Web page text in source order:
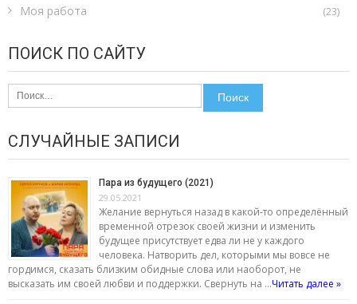
Моя работа (23)
ПОИСК ПО САЙТУ
Найти:
СЛУЧАЙНЫЕ ЗАПИСИ
Пара из будущего (2021)
29.05.2021
Желание вернуться назад в какой-то определённый
временной отрезок своей жизни и изменить
будущее присутствует едва ли не у каждого
человека. Натворить дел, которыми мы вовсе не
гордимся, сказать близким обидные слова или наоборот, не
высказать им своей любви и поддержки. Свернуть на …Читать далее »